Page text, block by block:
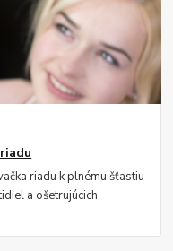
riadu k plnému šťastiu
a ošetrujúcich